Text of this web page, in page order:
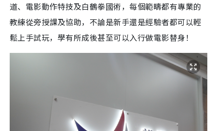
道、電影動作特技及白鶴拳國術，每個範疇都有專業的
教練從旁授課及協助，不論是新手還是經驗者都可以輕
鬆上手試玩，學有所成後甚至可以入行做電影替身！